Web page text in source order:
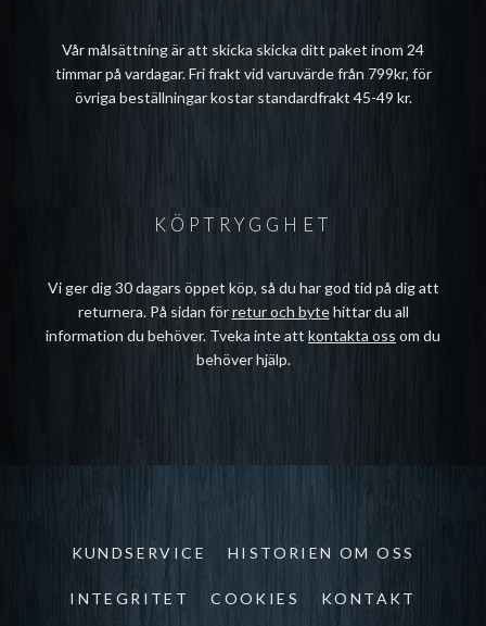
Vår målsättning är att skicka skicka ditt paket inom 24
timmar på vardagar. Fri frakt vid varuvärde från 799kr, för
övriga beställningar kostar standardfrakt 45-49 kr.
KÖPTRYGGHET
Vi ger dig 30 dagars öppet köp, så du har god tid på dig att
returnera. På sidan förretur och bytehittar du all
information du behöver. Tveka inte att kontakta oss om du
behöver hjälp.
KUNDSERVICE HISTORIEN OM OSS
INTEGRITET COOKIES KONTAKT